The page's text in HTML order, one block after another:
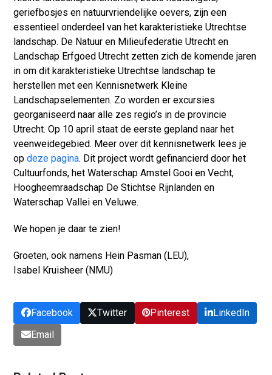
geriefbosjes en natuurvriendelijke oevers, zijn een
essentieel onderdeel van het karakteristieke Utrechtse
landschap. De Natuur en Milieufederatie Utrecht en
Landschap Erfgoed Utrecht zetten zich de komende jaren
in om dit karakteristieke Utrechtse landschap te
herstellen met een Kennisnetwerk Kleine
Landschapselementen. Zo worden er excursies
georganiseerd naar alle zes regio’s in de provincie
Utrecht. Op 10 april staat de eerste gepland naar het
veenweidegebied. Meer over dit kennisnetwerk lees je
opdeze pagina. Dit project wordt gefinancierd door het
Cultuurfonds, het Waterschap Amstel Gooi en Vecht,
Hoogheemraadschap De Stichtse Rijnlanden en
Waterschap Vallei en Veluwe.
We hopen je daar te zien!
Groeten, ook namens Hein Pasman (LEU),
Isabel Kruisheer (NMU)
Facebook Twitter Pinterest
LinkedIn
Email